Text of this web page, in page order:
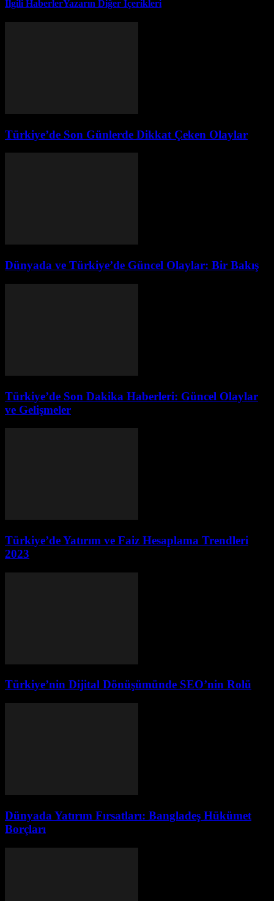
İlgili HaberlerYazarın Diğer İçerikleri
Türkiye’de Son Günlerde Dikkat Çeken Olaylar
Dünyada ve Türkiye’de Güncel Olaylar: Bir Bakış
Türkiye’de Son Dakika Haberleri: Güncel Olaylar
ve Gelişmeler
Türkiye’de Yatırım ve Faiz Hesaplama Trendleri
2023
Türkiye’nin Dijital Dönüşümünde SEO’nin Rolü
Dünyada Yatırım Fırsatları: Bangladeş Hükümet
Borçları